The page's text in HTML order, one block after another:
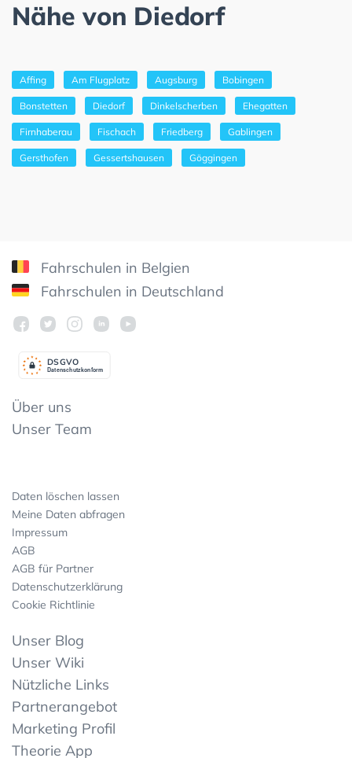
Nähe von Diedorf
Affing Am Flugplatz Augsburg Bobingen
Bonstetten Diedorf Dinkelscherben Ehegatten
Firnhaberau Fischach Friedberg Gablingen
Gersthofen Gessertshausen Göggingen
Fahrschulen in Belgien
Fahrschulen in Deutschland
Datenschutzkonform
DSGVO
Über uns
Unser Team
Daten löschen lassen
Meine Daten abfragen
Impressum
AGB
AGB für Partner
Datenschutzerklärung
Cookie Richtlinie
Unser Blog
Unser Wiki
Nützliche Links
Partnerangebot
Marketing Profil
Theorie App